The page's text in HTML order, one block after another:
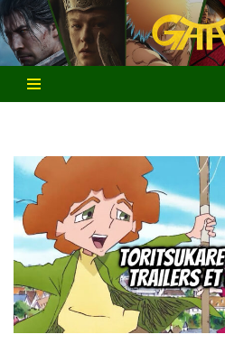
Aller
au
contenu